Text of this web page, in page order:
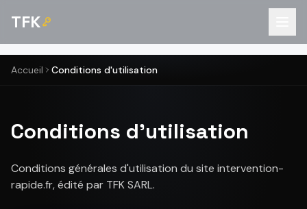
TFK
Accueil Conditions d'utilisation
Conditions d'utilisation
Conditions générales d'utilisation du site intervention-
rapide.fr, édité par TFK SARL.